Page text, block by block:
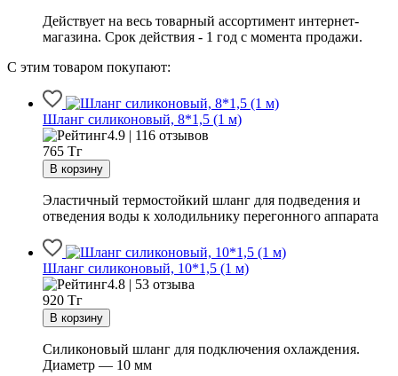
Действует на весь товарный ассортимент интернет-
магазина. Срок действия - 1 год с момента продажи.
С этим товаром покупают:
Шланг силиконовый, 8*1,5 (1 м)
4.9 | 116 отзывов
765 Тг
Эластичный термостойкий шланг для подведения и
отведения воды к холодильнику перегонного аппарата
Шланг силиконовый, 10*1,5 (1 м)
4.8 | 53 отзыва
920 Тг
Силиконовый шланг для подключения охлаждения.
Диаметр — 10 мм